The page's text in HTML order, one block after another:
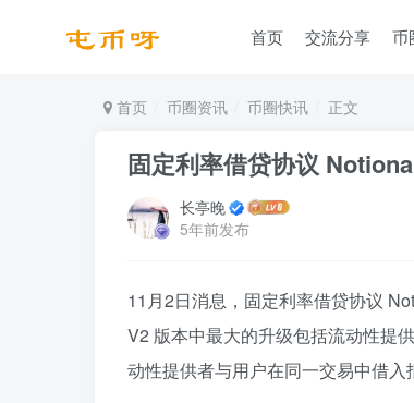
首页 交流分享 币
首页 币圈资讯 币圈快讯 正文
固定利率借贷协议
长亭晚
5年前发布
11月2日消息，固定利率借贷协议
V2 版本中最大的升级包括流动性提
动性提供者与用户在同一交易中借入